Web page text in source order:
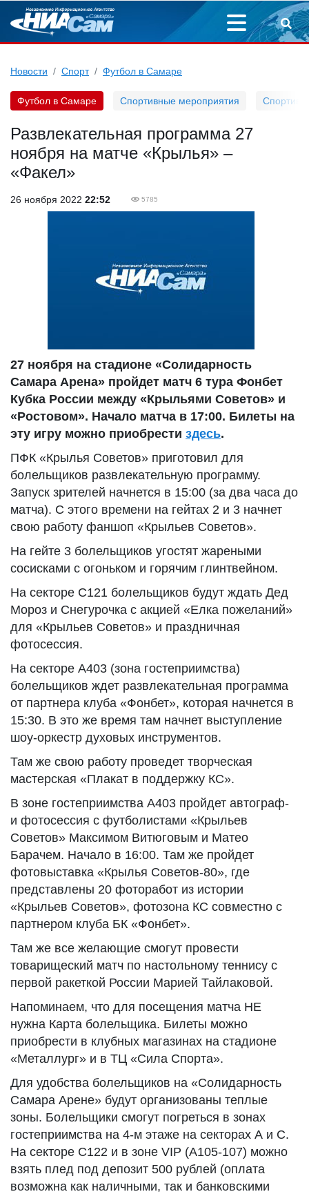
Новости Спорт Футбол в Самаре
Футбол в Самаре Спортивные мероприятия
Развлекательная программа 27
ноября на матче «Крылья» –
«Факел»
26 ноября 2022 22:52 5785
27 ноября на стадионе «Солидарность
Самара Арена» пройдет матч 6 тура Фонбет
Кубка России между «Крыльями Советов» и
«Ростовом». Начало матча в 17:00. Билеты на
эту игру можно приобрести здесь.
ПФК «Крылья Советов» приготовил для
болельщиков развлекательную программу.
Запуск зрителей начнется в 15:00 (за два часа до
матча). С этого времени на гейтах 2 и 3 начнет
свою работу фаншоп «Крыльев Советов».
На гейте 3 болельщиков угостят жареными
сосисками с огоньком и горячим глинтвейном.
На секторе С121 болельщиков будут ждать Дед
Мороз и Снегурочка с акцией «Елка пожеланий»
для «Крыльев Советов» и праздничная
фотосессия.
На секторе А403 (зона гостеприимства)
болельщиков ждет развлекательная программа
от партнера клуба «Фонбет», которая начнется в
15:30. В это же время там начнет выступление
шоу-оркестр духовых инструментов.
Там же свою работу проведет творческая
мастерская «Плакат в поддержку КС».
В зоне гостеприимства А403 пройдет автограф-
и фотосессия с футболистами «Крыльев
Советов» Максимом Витюговым и Матео
Барачем. Начало в 16:00. Там же пройдет
фотовыставка «Крылья Советов-80», где
представлены 20 фоторабот из истории
«Крыльев Советов», фотозона КС совместно с
партнером клуба БК «Фонбет».
Там же все желающие смогут провести
товарищеский матч по настольному теннису с
первой ракеткой России Марией Тайлаковой.
Напоминаем, что для посещения матча НЕ
нужна Карта болельщика. Билеты можно
приобрести в клубных магазинах на стадионе
«Металлург» и в ТЦ «Сила Спорта».
Для удобства болельщиков на «Солидарность
Самара Арене» будут организованы теплые
зоны. Болельщики смогут погреться в зонах
гостеприимства на 4-м этаже на секторах А и С.
На секторе С122 и в зоне VIP (А105-107) можно
взять плед под депозит 500 рублей (оплата
возможна как наличными, так и банковскими